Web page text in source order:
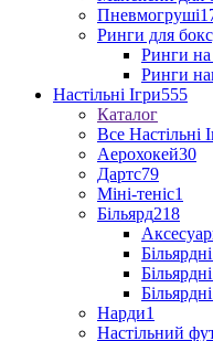
Пневмогруші
Ринги для
Ринги
Ринги
Настільні Ігри555
Каталог
Все Настільні
Аерохокей30
Дартс79
Міні-теніс1
Більярд218
Нарди1
Настільний